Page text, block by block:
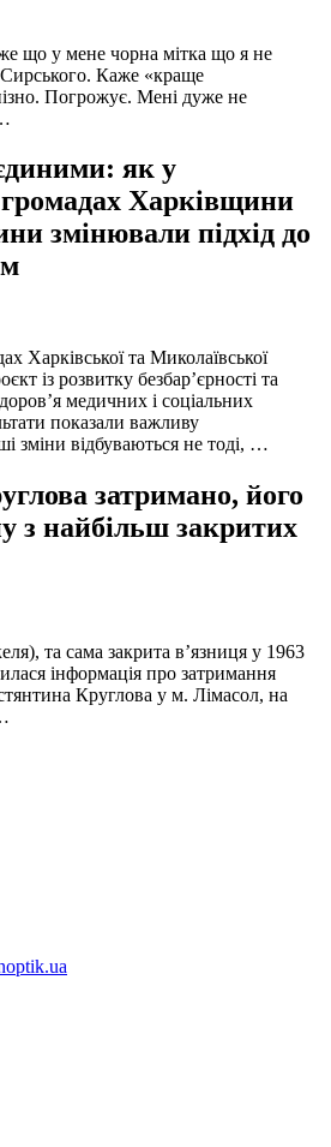
що у мене чорна мітка що я не
Каже «краще
Погрожує. Мені дуже не
як у
Харківщини
змінювали підхід до
Харківської та Миколаївської
із розвитку безбар’єрності та
медичних і соціальних
показали важливу
зміни відбуваються не тоді, …
затримано, його
з найбільш закритих
та сама закрита в’язниця у 1963
інформація про затримання
Круглова у м. Лімасол, на